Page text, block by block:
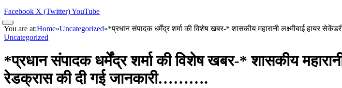
Facebook X (Twitter)YouTube
You are at:Home»Uncategorized»*प्रधान संपादक धर्मेंद्र शर्मा की विशेष खबर-* शासकीय महारानी लक्ष्मीबाई हायर
Uncategorized
*प्रधान संपादक धर्मेंद्र शर्मा की विशेष खबर-* शासकीय महारानी
रेडक्रास की दी गई जानकारी……….